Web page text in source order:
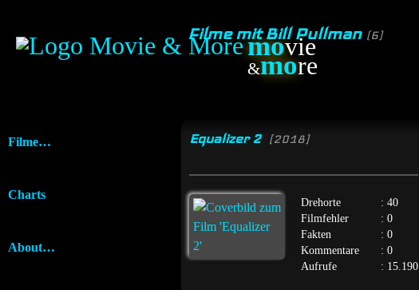
movie
&more
Filme mit Bill Pullman (6)
Filme…
Charts
About…
Equalizer 2 [2018]
Drehorte
: 40
Filmfehler
: 0
Fakten
: 0
Kommentare
: 0
Aufrufe
: 15.190